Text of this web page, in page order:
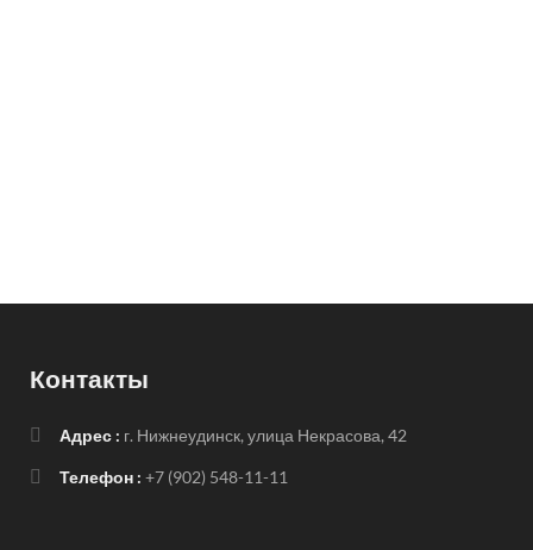
Контакты
Адрес : г. Нижнеудинск, улица Некрасова, 42
Телефон : +7 (902) 548-11-11